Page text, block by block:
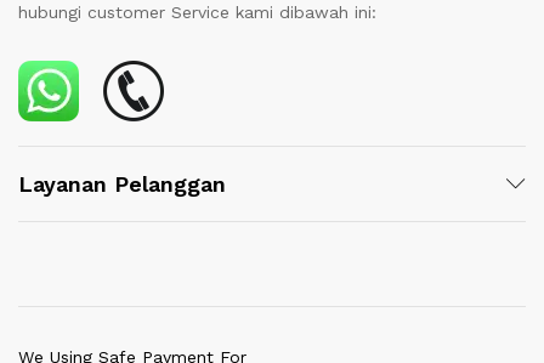
hubungi customer Service kami dibawah ini:
Layanan Pelanggan
We Using Safe Payment For